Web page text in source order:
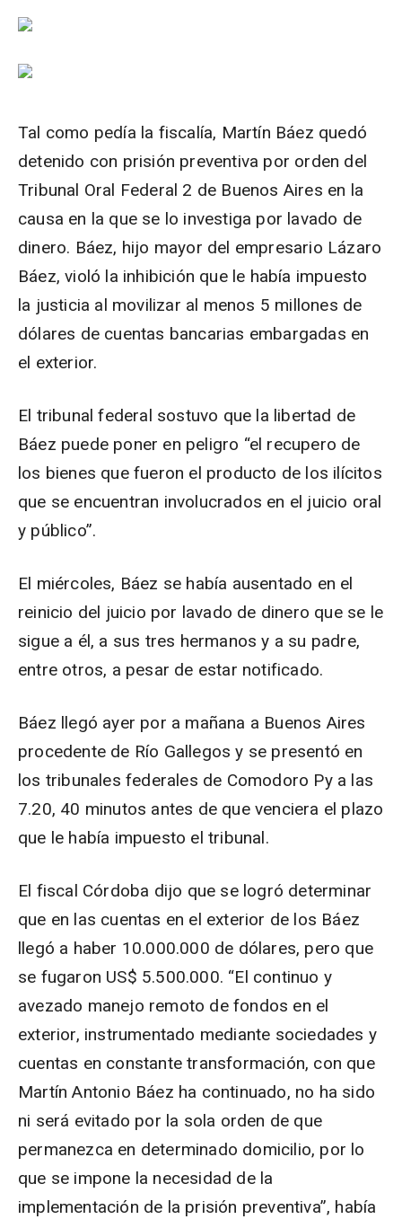
Tal como pedía la fiscalía, Martín Báez quedó
detenido con prisión preventiva por orden del
Tribunal Oral Federal 2 de Buenos Aires en la
causa en la que se lo investiga por lavado de
dinero. Báez, hijo mayor del empresario Lázaro
Báez, violó la inhibición que le había impuesto
la justicia al movilizar al menos 5 millones de
dólares de cuentas bancarias embargadas en
el exterior.
El tribunal federal sostuvo que la libertad de
Báez puede poner en peligro “el recupero de
los bienes que fueron el producto de los ilícitos
que se encuentran involucrados en el juicio oral
y público”.
El miércoles, Báez se había ausentado en el
reinicio del juicio por lavado de dinero que se le
sigue a él, a sus tres hermanos y a su padre,
entre otros, a pesar de estar notificado.
Báez llegó ayer por a mañana a Buenos Aires
procedente de Río Gallegos y se presentó en
los tribunales federales de Comodoro Py a las
7.20, 40 minutos antes de que venciera el plazo
que le había impuesto el tribunal.
El fiscal Córdoba dijo que se logró determinar
que en las cuentas en el exterior de los Báez
llegó a haber 10.000.000 de dólares, pero que
se fugaron US$ 5.500.000. “El continuo y
avezado manejo remoto de fondos en el
exterior, instrumentado mediante sociedades y
cuentas en constante transformación, con que
Martín Antonio Báez ha continuado, no ha sido
ni será evitado por la sola orden de que
permanezca en determinado domicilio, por lo
que se impone la necesidad de la
implementación de la prisión preventiva”, había